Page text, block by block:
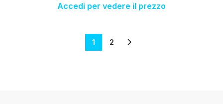
Accedi per vedere il prezzo
1 2